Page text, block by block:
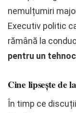
nemulțumiri
Executiv politic
rămână la
pentru un
Cine lipsește de
În timp ce